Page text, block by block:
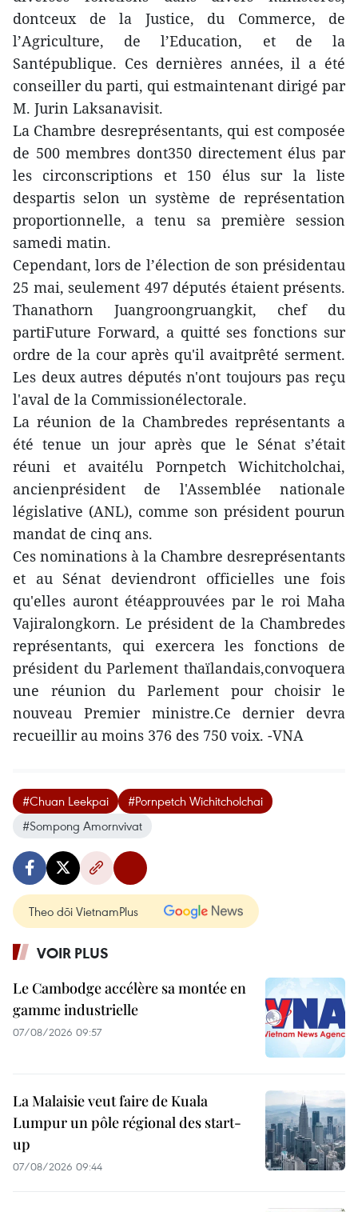
dontceux de la Justice, du Commerce, de
l’Agriculture, de l’Education, et de la
Santépublique. Ces dernières années, il a été
conseiller du parti, qui estmaintenant dirigé par
M. Jurin Laksanavisit.
La Chambre desreprésentants, qui est composée
de 500 membres dont350 directement élus par
les circonscriptions et 150 élus sur la liste
despartis selon un système de représentation
proportionnelle, a tenu sa première session
samedi matin.
Cependant, lors de l’élection de son présidentau
25 mai, seulement 497 députés étaient présents.
Thanathorn Juangroongruangkit, chef du
partiFuture Forward, a quitté ses fonctions sur
ordre de la cour après qu'il avaitprêté serment.
Les deux autres députés n'ont toujours pas reçu
l'aval de la Commissionélectorale.
La réunion de la Chambredes représentants a
été tenue un jour après que le Sénat s’était
réuni et avaitélu Pornpetch Wichitcholchai,
ancienprésident de l'Assemblée nationale
législative (ANL), comme son président pourun
mandat de cinq ans.
Ces nominations à la Chambre desreprésentants
et au Sénat deviendront officielles une fois
qu'elles auront étéapprouvées par le roi Maha
Vajiralongkorn. Le président de la Chambredes
représentants, qui exercera les fonctions de
président du Parlement thaïlandais,convoquera
une réunion du Parlement pour choisir le
nouveau Premier ministre.Ce dernier devra
recueillir au moins 376 des 750 voix. -VNA
#Chuan Leekpai
#Pornpetch Wichitcholchai
#Sompong Amornvivat
Theo dõi VietnamPlus
VOIR PLUS
Le Cambodge accélère sa montée en
gamme industrielle
07/08/2026 09:57
La Malaisie veut faire de Kuala
Lumpur un pôle régional des start-
up
07/08/2026 09:44